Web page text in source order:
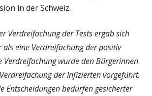
in der Schweiz.
Verdreifachung der Tests ergab sich
als eine Verdreifachung der positiv
Verdreifachung wurde den Bürgerinnen
der Infizierten vorgeführt.
Entscheidungen bedürfen gesicherter